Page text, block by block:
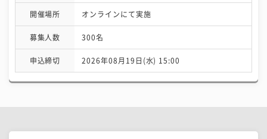
開催場所 オンラインにて実施
募集人数 300名
申込締切 2026年08月19日(水) 15:00